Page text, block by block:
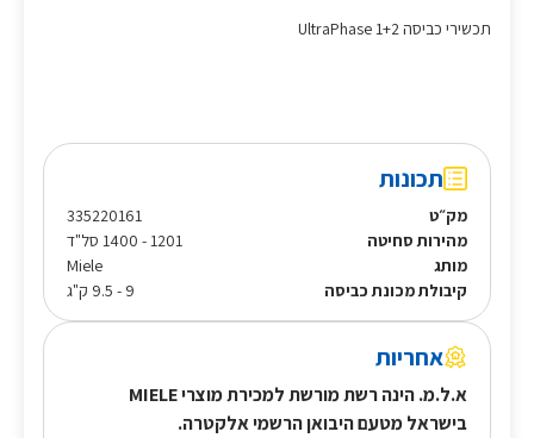
תכשירי כביסה 1+2 UltraPhase
תכונות
מק״ט
335220161
מהירות סחיטה
1201 - 1400 סל"ד
מותג
Miele
קיבולת מכונת כביסה
9 - 9.5 ק"ג
אחריות
א.ל.מ. הינה רשת מורשת למכירת מוצרי MIELE
בישראל מטעם היבואן הרשמי אלקטרה.